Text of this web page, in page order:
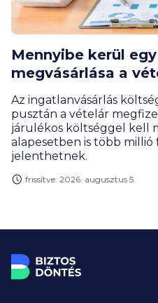
Mennyibe kerül
megvásárlása a
Az ingatlanvásárlás
pusztán a vételár
járulékos költséggel kell
alapesetben is több millió
jelenthetnek.
frissítve: 2026. augusztus 5.